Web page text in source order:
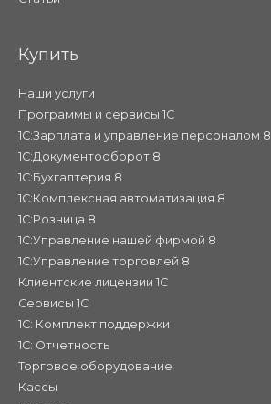
Купить
Наши услуги
Программы и сервисы 1С
1С:Зарплата и управление персоналом 8
1С:Документооборот 8
1С:Бухгалтерия 8
1С:Комплексная автоматизация 8
1С:Розница 8
1С:Управление нашей фирмой 8
1С:Управление торговлей 8
Клиентские лицензии 1С
Сервисы 1С
1С: Комплект поддержки
1С: Отчетность
Торговое оборудование
Кассы